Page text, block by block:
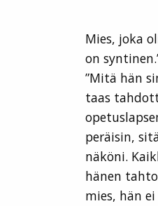
Mies, joka
on
”Mitä hän
taas
peräisin,
näköni.
hänen
mies, hän